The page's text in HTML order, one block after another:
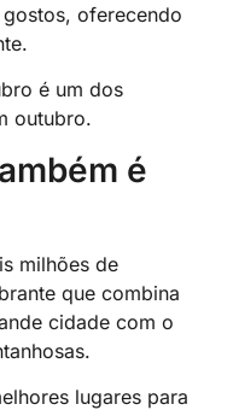
oferecendo
é um dos
outubro.
é
milhões de
que combina
cidade com o
lugares para